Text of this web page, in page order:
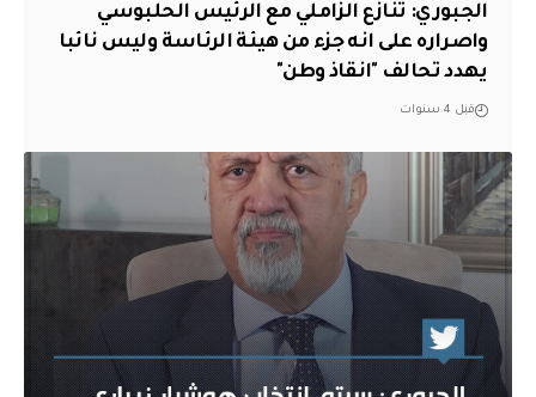
الجبوري: تنازع الزاملي مع الرئيس الحلبوسي
واصراره على انه جزء من هيئة الرئاسة وليس نائبا
يهدد تحالف "انقاذ وطن"
قبل 4 سنوات